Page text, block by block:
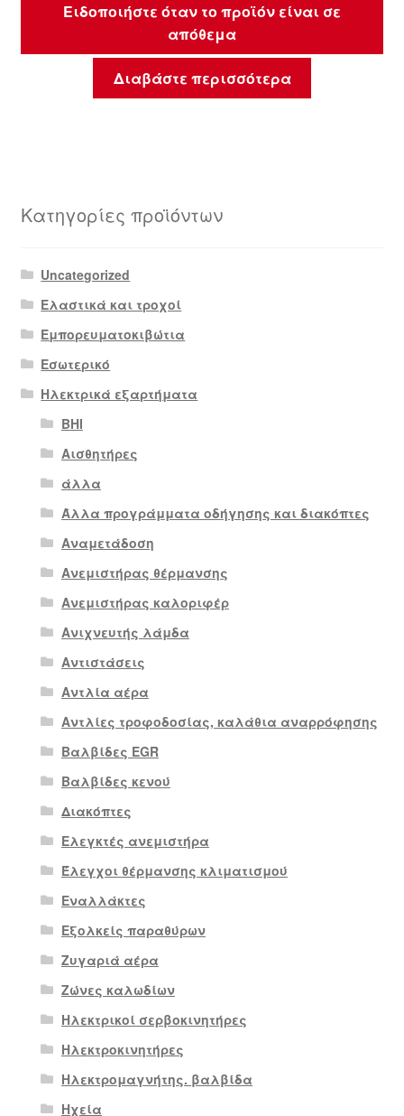
Ειδοποιήστε όταν το προϊόν είναι σε
απόθεμα
Διαβάστε περισσότερα
Κατηγορίες προϊόντων
Uncategorized
Ελαστικά και τροχοί
Εμπορευματοκιβώτια
Εσωτερικό
Ηλεκτρικά εξαρτήματα
BHI
Αισθητήρες
άλλα
Άλλα προγράμματα οδήγησης και διακόπτες
Αναμετάδοση
Ανεμιστήρας θέρμανσης
Ανεμιστήρας καλοριφέρ
Ανιχνευτής λάμδα
Αντιστάσεις
Αντλία αέρα
Αντλίες τροφοδοσίας, καλάθια αναρρόφησης
Βαλβίδες EGR
Βαλβίδες κενού
Διακόπτες
Ελεγκτές ανεμιστήρα
Έλεγχοι θέρμανσης κλιματισμού
Εναλλάκτες
Εξολκείς παραθύρων
Ζυγαριά αέρα
Ζώνες καλωδίων
Ηλεκτρικοί σερβοκινητήρες
Ηλεκτροκινητήρες
Ηλεκτρομαγνήτης. βαλβίδα
Ηχεία